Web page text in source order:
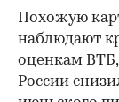
Похожую
наблюдают
оценкам
России